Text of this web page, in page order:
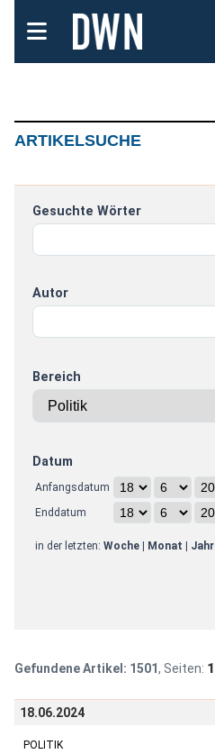
ARTIKELSUCHE
Gesuchte Wörter
Autor
Bereich
Datum
Anfangsdatum
Enddatum
in der letzten: Woche| Monat Jahr
Gefundene Artikel: 1501, Seiten: 1
18.06.2024
POLITIK